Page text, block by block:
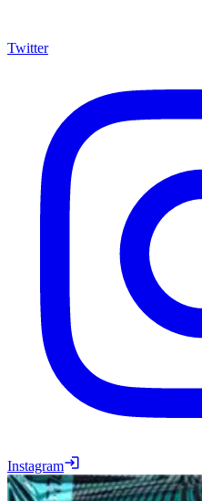
Twitter
Instagram